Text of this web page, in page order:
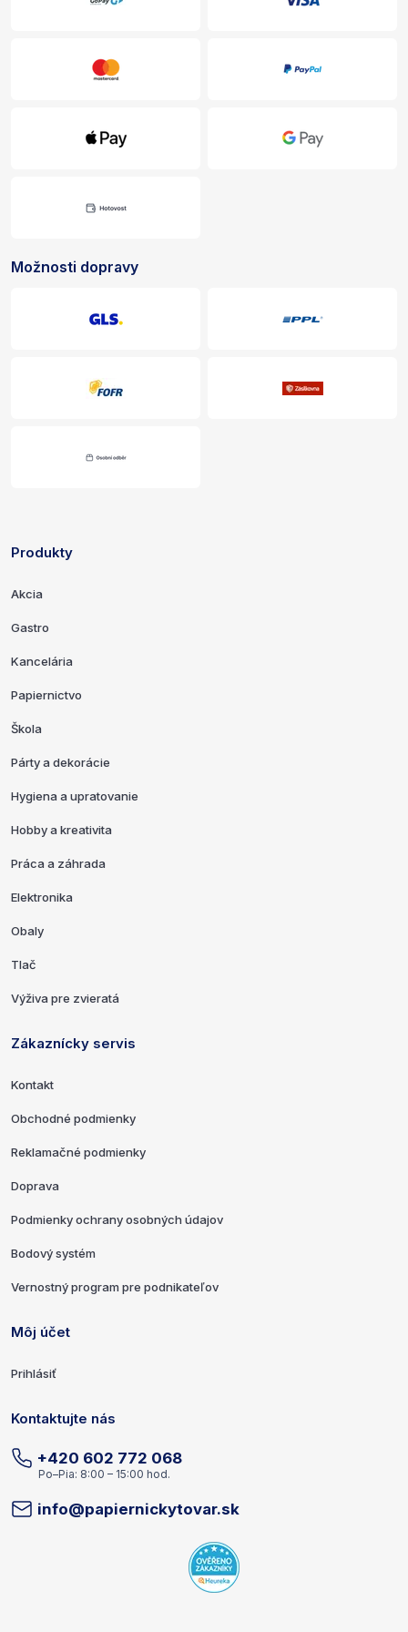
Možnosti dopravy
Odkazy a kontaktné informácie
Produkty
Akcia
Gastro
Kancelária
Papiernictvo
Škola
Párty a dekorácie
Hygiena a upratovanie
Hobby a kreativita
Práca a záhrada
Elektronika
Obaly
Tlač
Výživa pre zvieratá
Zákaznícky servis
Kontakt
Obchodné podmienky
Reklamačné podmienky
Doprava
Podmienky ochrany osobných údajov
Bodový systém
Vernostný program pre podnikateľov
Môj účet
Prihlásiť
Kontaktujte nás
+420 602 772 068
Po–Pia: 8:00 – 15:00 hod.
info@papiernickytovar.sk